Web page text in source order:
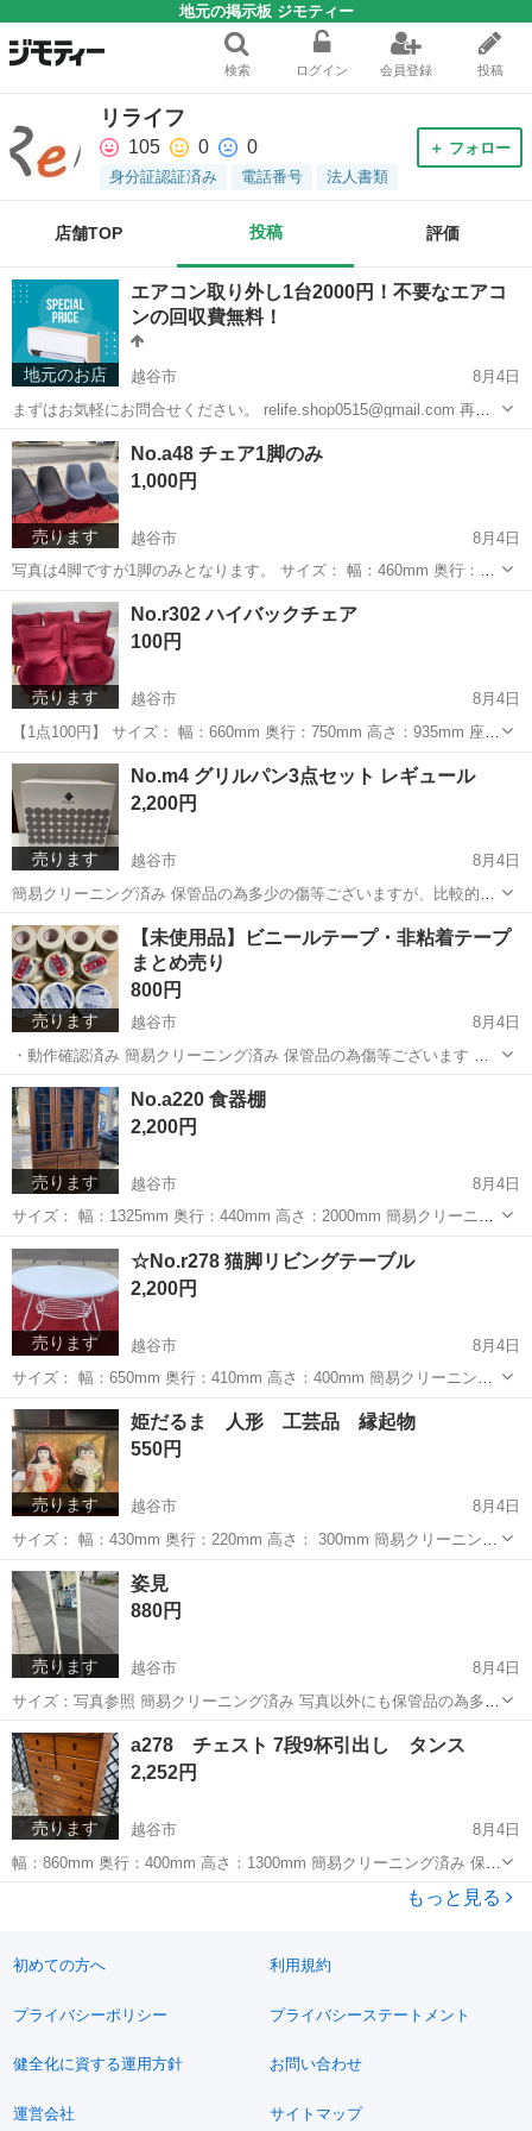
地元の掲示板 ジモティー
検索 ログイン 会員登録 投稿
リライフ
105 0 0
身分証認証済み 電話番号 法人書類
＋ フォロー
店舗TOP 投稿 評価
地元のお店
エアコン取り外し1台2000円！不要なエアコ
ンの回収費無料！
越谷市
8月4日
まずはお気軽にお問合せください。 relife.shop0515@gmail.com 再利
用の場合別料金かかります。 この道15年のベテランの作業員が丁寧に
素早く作業します！ ご覧いただきありがとうございます！ ...
埼玉 越谷市
売ります
No.a48 チェア1脚のみ
1,000円
越谷市
8月4日
写真は4脚ですが1脚のみとなります。 サイズ： 幅：460mm 奥行：
500mm 高さ：480〜800mm 簡易クリーニング済み 保管品の為多少の
埼玉 越谷市 椅子 杉戸町
売ります
No.r302 ハイバックチェア
100円
越谷市
8月4日
【1点100円】 サイズ： 幅：660mm 奥行：750mm 高さ：935mm 座面
高 : 335mm 簡易クリーニング済み 中には座面破けやボタンの取れて
いる物がございます。 ◎基本的には、...
埼玉 越谷市 杉戸町
売ります
No.m4 グリルパン3点セット レギュール
2,200円
越谷市
8月4日
簡易クリーニング済み 保管品の為多少の傷等ございますが、比較的綺
麗な商品です。 ◎基本的には、写真でのご判断でお願いします。 中古
品となりますので、気になる点は、必ずご質問ください。 購入後のキ
ャンセル返品はお受けできま...
埼玉 越谷市 キッチン家電
売ります
【未使用品】ビニールテープ・非粘着テープ
まとめ売り
800円
越谷市
8月4日
・動作確認済み 簡易クリーニング済み 保管品の為傷等ございます ◎
基本的には、写真でのご判断でお願いします。 中古品となりますの
で、気になる点は、必ずご質問ください。 購入後のキャンセル返品は
お...
埼玉 越谷市 ビニールテープ
売ります
No.a220 食器棚
2,200円
越谷市
8月4日
サイズ： 幅：1325mm 奥行：440mm 高さ：2000mm 簡易クリーニン
グ済み 全体的に傷などございます。 ◎基本的には、写真でのご判断で
お願いします。 中古品となりますので、気になる点は、必ずご質問く
ださい。 ...
埼玉 越谷市 杉戸町
売ります
☆No.r278 猫脚リビングテーブル
2,200円
越谷市
8月4日
サイズ： 幅：650mm 奥行：410mm 高さ：400mm 簡易クリーニング
済み 保管品の為多少の傷等ございますが、比較的綺麗な商品です。 ◎
基本的には、写真でのご判断でお願いします。 中古品とな...
埼玉 越谷市 テーブル リビング
売ります
姫だるま 人形 工芸品 縁起物
550円
越谷市
8月4日
サイズ： 幅：430mm 奥行：220mm 高さ： 300mm 簡易クリーニング
済み 全体的に傷等ございます。 ◎基本的には、写真でのご判断でお願
いします。 中古品となりますので、気になる点は、必ず...
埼玉 越谷市 その他
売ります
姿見
880円
越谷市
8月4日
サイズ：写真参照 簡易クリーニング済み 写真以外にも保管品の為多少
の傷や汚れ等ございます。 ◎基本的には、写真でのご判断でお願いし
ます。 中古品となりますので、気になる点は、必ずご質問ください。
購入後のキャンセ...
埼玉 越谷市 姿見
売ります
a278 チェスト 7段9杯引出し タンス
2,252円
越谷市
8月4日
幅：860mm 奥行：400mm 高さ：1300mm 簡易クリーニング済み 保管
品の為多少の傷等ございますが、比較的綺麗な商品です。 ◎基本的に
は、写真でのご判断でお願いします。 中古品となりますので...
もっと見る
初めての方へ 利用規約
プライバシーポリシー プライバシーステートメント
健全化に資する運用方針 お問い合わせ
運営会社 サイトマップ